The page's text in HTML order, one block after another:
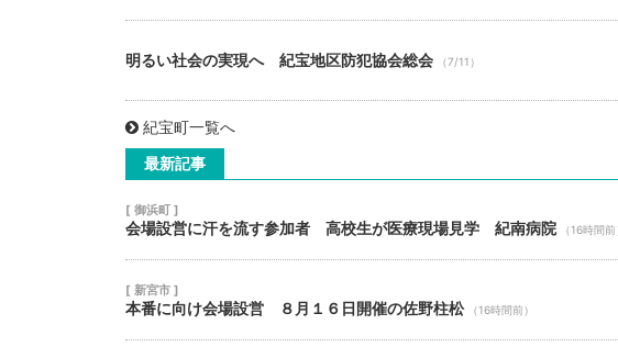
明るい社会の実現へ 紀宝地区防犯協会総会 （7/11）
紀宝町一覧へ
最新記事
[ 御浜町 ]
会場設営に汗を流す参加者 高校生が医療現場見学 紀南病院 （16時間前
[ 新宮市 ]
本番に向け会場設営 ８月１６日開催の佐野柱松 （16時間前）